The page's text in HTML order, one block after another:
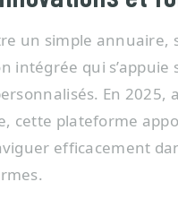
un simple
intégrée qui
En
cette plateforme
efficacement